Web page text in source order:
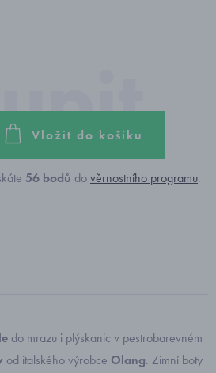
Vložit do košíku
56 bodů dověrnostního programu.
do mrazu i plýskanic v pestrobarevném
od italského výrobce Olang. Zimní boty